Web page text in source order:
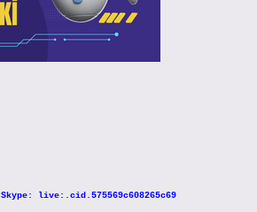
Skype: live:.cid.575569c608265c69